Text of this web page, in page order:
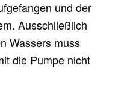
und der
Ausschließlich
Wassers muss
die Pumpe nicht